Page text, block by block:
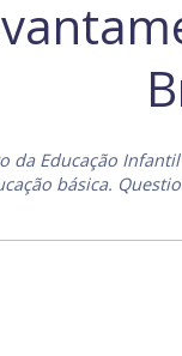
da Educação
básica.